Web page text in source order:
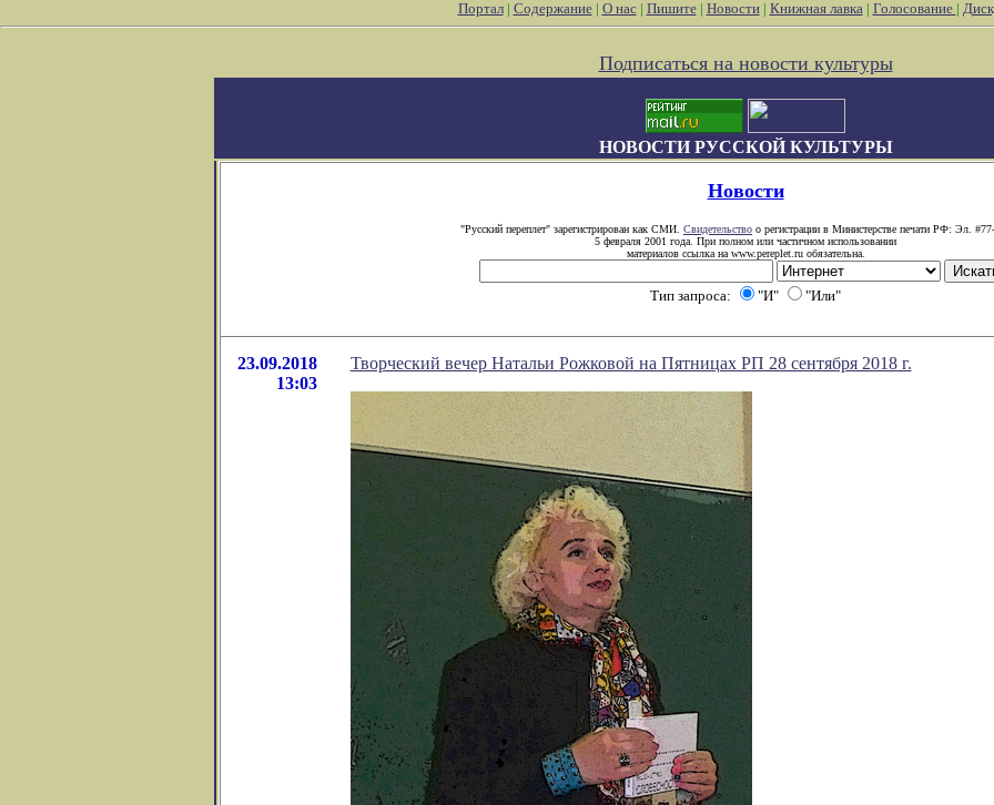
Портал| Содержание| О нас| Пишите| Новости| Книжная лавка| Голосование |
Подписаться на новости культуры
НОВОСТИ РУССКОЙ КУЛЬТУРЫ
Новости
"Русский переплет" зарегистрирован как СМИ. Свидетельство о регистрации в Министерстве печати РФ: Эл.
5 февраля 2001 года. При полном или частичном использовании
материалов ссылка на www.pereplet.ru обязательна.
Тип запроса: "И" "Или"
23.09.2018
13:03
Творческий вечер Натальи Рожковой на Пятницах РП 28 сентября 2018 г.